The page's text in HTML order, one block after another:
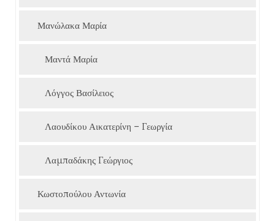
Μανώλακα Μαρία
Μαντά Μαρία
Λόγγος Βασίλειος
Λαουδίκου Αικατερίνη – Γεωργία
Λαμπαδάκης Γεώργιος
Κωστοπούλου Αντωνία